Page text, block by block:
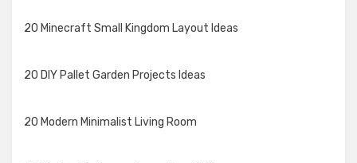
20 Minecraft Small Kingdom Layout Ideas
20 DIY Pallet Garden Projects Ideas
20 Modern Minimalist Living Room